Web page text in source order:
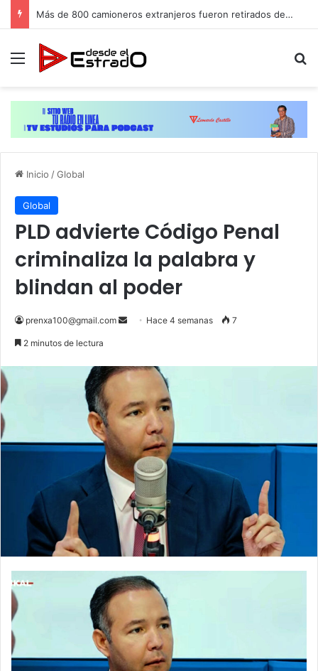
Más de 800 camioneros extranjeros fueron retirados de circulación en EEUU por no calificar, cientos de dominicanos conducen
Menú
Inicio /Global
Global
PLD advierte Código Penal
criminaliza la palabra y
blindan al poder
prenxa100@gmail.com
Send Hace 4 semanas 7
2 minutos de lectura